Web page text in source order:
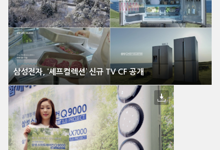
삼성전자, ‘셰프컬렉션’ 신규 TV CF 공개